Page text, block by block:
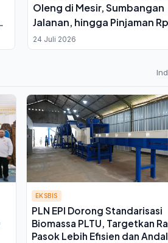
Oleng di Mesir, Sumbangan
Jalanan, hingga Pinjaman Rp
Triliun; Anwar Husen Kritik
Kebodohan Kolektif
24 Juli 2026
EKSBIS
PLN EPI Dorong Standarisasi
Biomassa PLTU, Targetkan
Pasok Lebih Efisien dan Andal